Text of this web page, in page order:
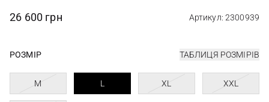
26 600 грн Артикул: 2300939
РОЗМІР ТАБЛИЦЯ РОЗМІРІВ
M L XL XXL